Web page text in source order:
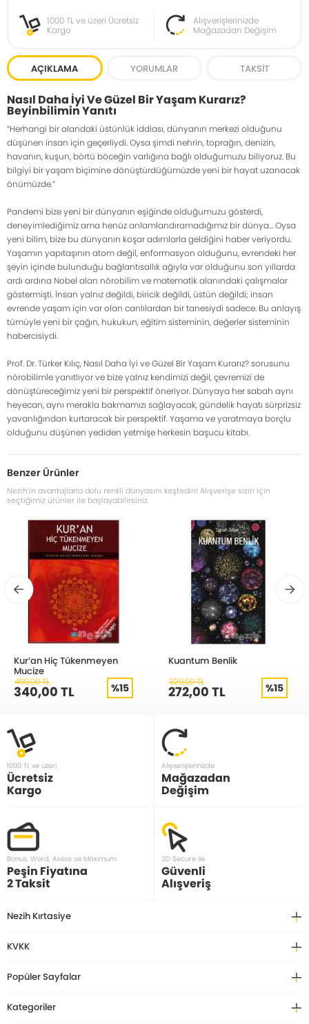
1000 TL ve üzeri Ücretsiz
Kargo
Alışverişlerinizde
Mağazadan Değişim
AÇIKLAMA YORUMLAR TAKSIT
Nasıl Daha İyi Ve Güzel Bir Yaşam Kurarız?
Beyinbilimin Yanıtı
“Herhangi bir alandaki üstünlük iddiası, dünyanın merkezi olduğunu
düşünen insan için geçerliydi. Oysa şimdi nehrin, toprağın, denizin,
havanın, kuşun, börtü böceğin varlığına bağlı olduğumuzu biliyoruz. Bu
bilgiyi bir yaşam biçimine dönüştürdüğümüzde yeni bir hayat uzanacak
önümüzde.”
Pandemi bize yeni bir dünyanın eşiğinde olduğumuzu gösterdi,
deneyimlediğimiz ama henüz anlamlandıramadığımız bir dünya… Oysa
yeni bilim, bize bu dünyanın koşar adımlarla geldiğini haber veriyordu.
Yaşamın yapıtaşının atom değil, enformasyon olduğunu, evrendeki her
şeyin içinde bulunduğu bağlantısallık ağıyla var olduğunu son yıllarda
ardı ardına Nobel alan nörobilim ve matematik alanındaki çalışmalar
göstermişti. İnsan yalnız değildi, biricik değildi, üstün değildi; insan
evrende yaşam için var olan canlılardan bir tanesiydi sadece. Bu anlayış
tümüyle yeni bir çağın, hukukun, eğitim sisteminin, değerler sisteminin
habercisiydi.
Prof. Dr. Türker Kılıç, Nasıl Daha İyi ve Güzel Bir Yaşam Kurarız? sorusunu
nörobilimle yanıtlıyor ve bize yalnız kendimizi değil, çevremizi de
dönüştüreceğimiz yeni bir perspektif öneriyor. Dünyaya her sabah aynı
heyecan, aynı merakla bakmamızı sağlayacak, gündelik hayatı sürprizsiz
yavanlığından kurtaracak bir perspektif. Yaşama ve yaratmaya borçlu
olduğunu düşünen yediden yetmişe herkesin başucu kitabı.
Benzer Ürünler
Nezih’in avantajlarla dolu renkli dünyasını keşfedin! Alışverişe sizin için
seçtiğimiz ürünler ile başlayabilirsiniz.
Kur’an Hiç Tükenmeyen
Mucize
400,00 TL
340,00 TL %15
Kuantum Benlik
320,00 TL
272,00 TL %15
1000 TL ve üzeri
Ücretsiz
Kargo
Alışverişlerinizde
Mağazadan
Değişim
Bonus, Word, Axess ve Maximum
Peşin Fiyatına
2 Taksit
3D Secure ile
Güvenli
Alışveriş
Nezih Kırtasiye
KVKK
Popüler Sayfalar
Kategoriler